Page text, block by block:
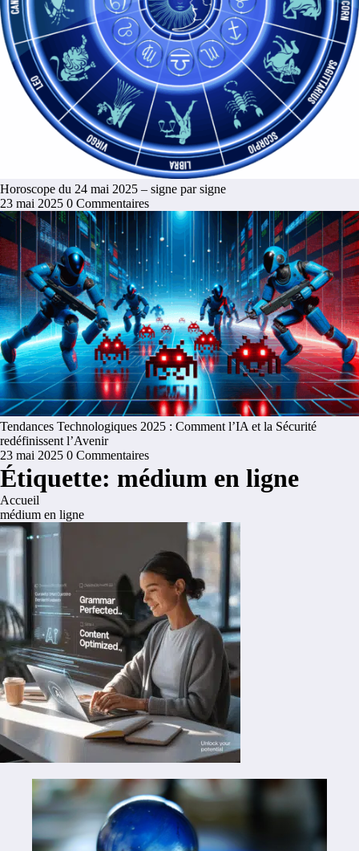
Horoscope du 24 mai 2025 – signe par signe
23 mai 2025 0 Commentaires
Tendances Technologiques 2025 : Comment l’IA et la Sécurité
redéfinissent l’Avenir
23 mai 2025 0 Commentaires
Étiquette: médium en ligne
Accueil
médium en ligne